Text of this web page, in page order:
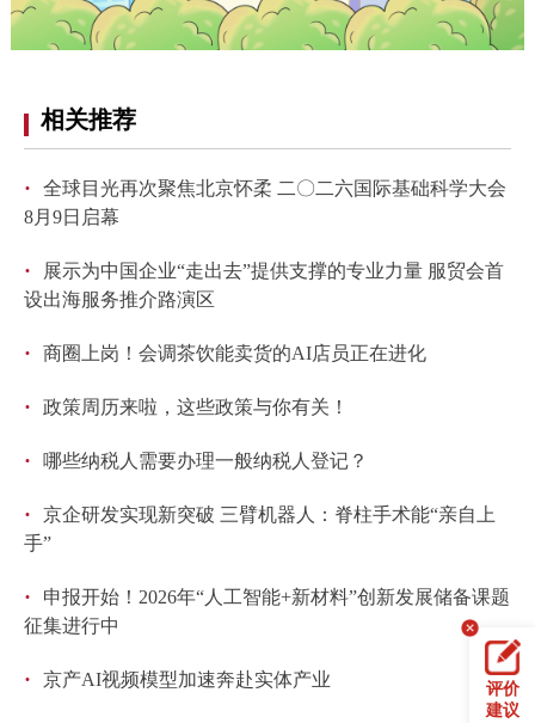
相关推荐
·
全球目光再次聚焦北京怀柔 二〇二六国际基础科学大会
8月9日启幕
·
展示为中国企业“走出去”提供支撑的专业力量 服贸会首
设出海服务推介路演区
· 商圈上岗！会调茶饮能卖货的AI店员正在进化
· 政策周历来啦，这些政策与你有关！
· 哪些纳税人需要办理一般纳税人登记？
·
京企研发实现新突破 三臂机器人：脊柱手术能“亲自上
手”
·
申报开始！2026年“人工智能+新材料”创新发展储备课题
征集进行中
· 京产AI视频模型加速奔赴实体产业
评价
建议